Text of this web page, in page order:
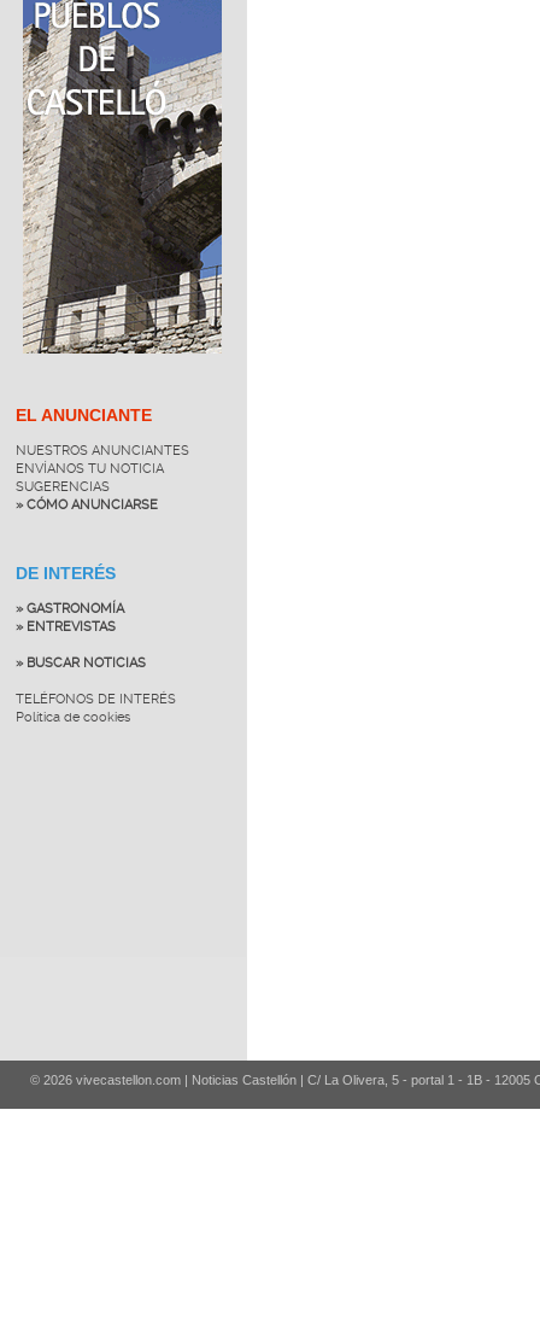
EL ANUNCIANTE
NUESTROS ANUNCIANTES
ENVÍANOS TU NOTICIA
SUGERENCIAS
» CÓMO ANUNCIARSE
DE INTERÉS
» GASTRONOMÍA
» ENTREVISTAS
» BUSCAR NOTICIAS
TELÉFONOS DE INTERÉS
Política de cookies
© 2026 vivecastellon.com | Noticias Castellón | C/ La Olivera, 5 - portal 1 - 1B - 12005